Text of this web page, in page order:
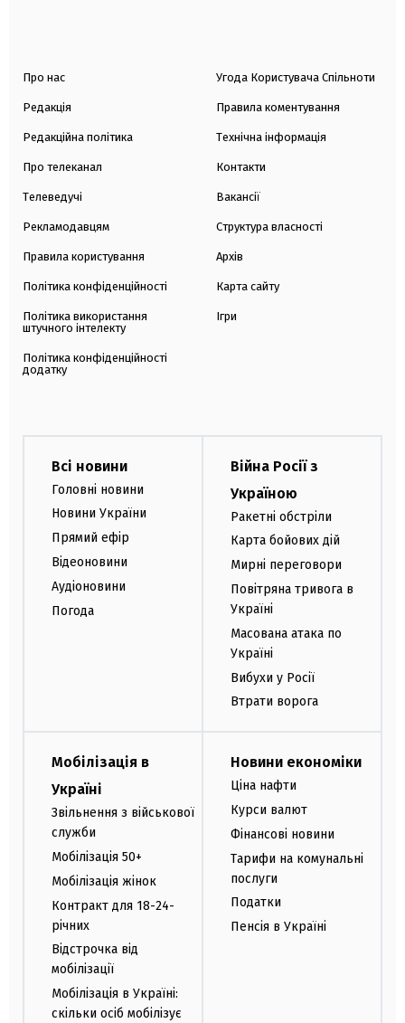
Про нас
Редакція
Редакційна політика
Про телеканал
Телеведучі
Рекламодавцям
Правила користування
Політика конфіденційності
Політика використання
штучного інтелекту
Політика конфіденційності
додатку
Угода Користувача Спільноти
Правила коментування
Технічна інформація
Контакти
Вакансії
Структура власності
Архів
Карта сайту
Ігри
Всі новини
Головні новини
Новини України
Прямий ефір
Відеоновини
Аудіоновини
Погода
Війна Росії з
Україною
Ракетні обстріли
Карта бойових дій
Мирні переговори
Повітряна тривога в
Україні
Масована атака по
Україні
Вибухи у Росії
Втрати ворога
Мобілізація в
Україні
Звільнення з військової
служби
Мобілізація 50+
Мобілізація жінок
Контракт для 18-24-
річних
Відстрочка від
мобілізації
Мобілізація в Україні:
скільки осіб мобілізує
Новини економіки
Ціна нафти
Курси валют
Фінансові новини
Тарифи на комунальні
послуги
Податки
Пенсія в Україні